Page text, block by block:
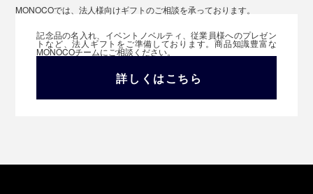
MONOCOでは、法人様向けギフトのご相談を承っております。
記念品の名入れ、イベントノベルティ、従業員様へのプレゼン
トなど、法人ギフトをご準備しております。商品知識豊富な
MONOCOチームにご相談ください。
詳しくはこちら